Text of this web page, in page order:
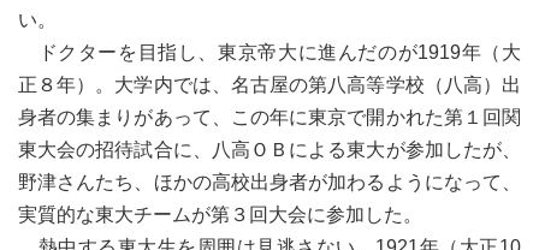
い。
ドクターを目指し、東京帝大に進んだのが1919年（大
正８年）。大学内では、名古屋の第八高等学校（八高）出
身者の集まりがあって、この年に東京で開かれた第１回関
東大会の招待試合に、八高ＯＢによる東大が参加したが、
野津さんたち、ほかの高校出身者が加わるようになって、
実質的な東大チームが第３回大会に参加した。